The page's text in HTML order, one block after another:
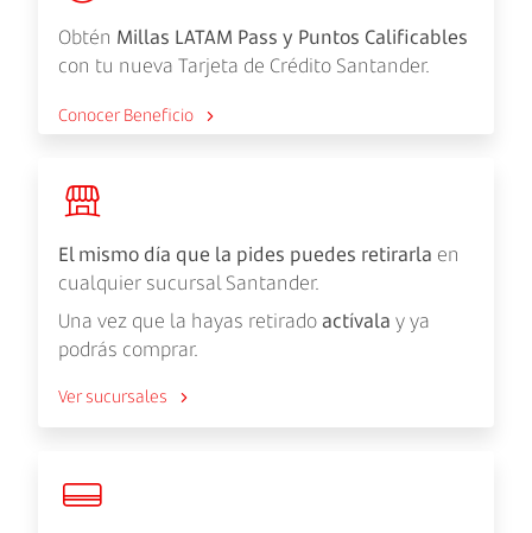
Obtén Millas LATAM Pass y Puntos Calificables
con tu nueva Tarjeta de Crédito Santander.
Conocer Beneficio
El mismo día que la pides puedes retirarla en
cualquier sucursal Santander.
Una vez que la hayas retirado actívala y ya
podrás comprar.
Ver sucursales